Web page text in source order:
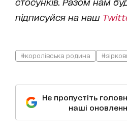
підписуйся на наш
#королівська родина
Не пропустіть
наші